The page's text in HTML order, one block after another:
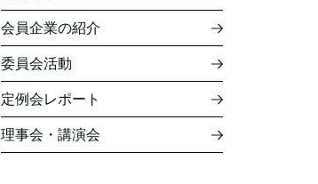
会員企業の紹介
委員会活動
定例会レポート
理事会・講演会